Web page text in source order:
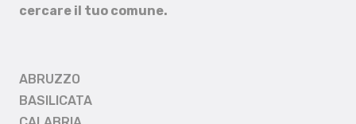
cercare il tuo comune.
ABRUZZO
BASILICATA